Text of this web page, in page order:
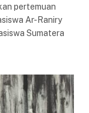
pertemuan
Ar-Raniry
Sumatera